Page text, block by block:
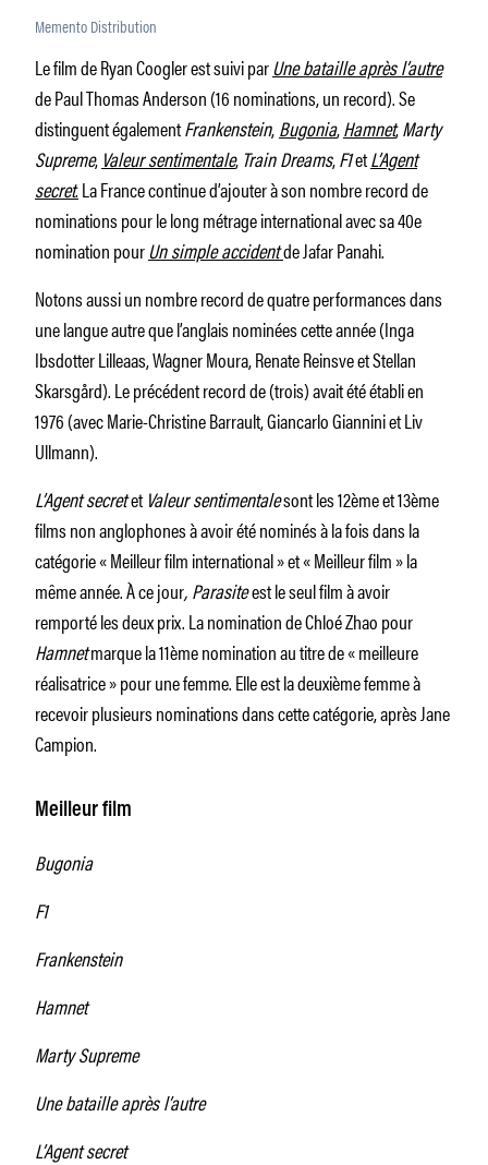
Memento Distribution
Le film de Ryan Coogler est suivi parUne bataille après l’autre
de Paul Thomas Anderson (16 nominations, un record). Se
distinguent égalementFrankenstein,Bugonia,Hamnet,Marty
Supreme, Valeur sentimentale, Train Dreams,F1etL’Agent
secret.La France continue d’ajouter à son nombre record de
nominations pour le long métrage international avec sa 40e
nomination pourUn simple accidentde Jafar Panahi.
Notons aussi un nombre record de quatre performances dans
une langue autre que l’anglais nominées cette année (Inga
Ibsdotter Lilleaas, Wagner Moura, Renate Reinsve et Stellan
Skarsgård). Le précédent record de (trois) avait été établi en
1976 (avec Marie-Christine Barrault, Giancarlo Giannini et Liv
Ullmann).
L’Agent secretetValeur sentimentalesont les 12ème et 13ème
films non anglophones à avoir été nominés à la fois dans la
catégorie « Meilleur film international » et « Meilleur film » la
même année. À ce jour, Parasiteest le seul film à avoir
remporté les deux prix. La nomination de Chloé Zhao pour
Hamnetmarque la 11ème nomination au titre de « meilleure
réalisatrice » pour une femme. Elle est la deuxième femme à
recevoir plusieurs nominations dans cette catégorie, après Jane
Campion.
Meilleur film
Bugonia
F1
Frankenstein
Hamnet
Marty Supreme
Une bataille après l’autre
L’Agent secret